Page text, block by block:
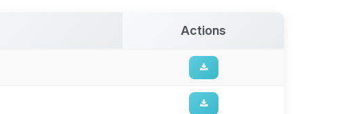
Actions